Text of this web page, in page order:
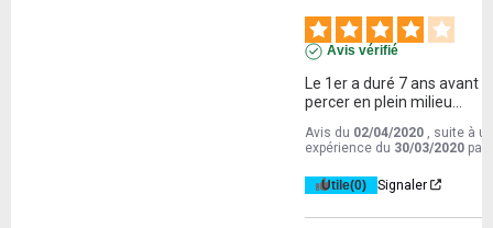
Avis vérifié
Le 1er a duré 7 ans avant
percer en plein milieu...
Avis du 02/04/2020
, suite à
expérience du 30/03/2020 par
Utile(0) Signaler